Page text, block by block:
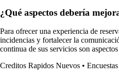
¿Qué aspectos debería
Para ofrecer una experiencia de
incidencias y fortalecer la
continua de sus servicios son
Creditos Rapidos Nuevos •